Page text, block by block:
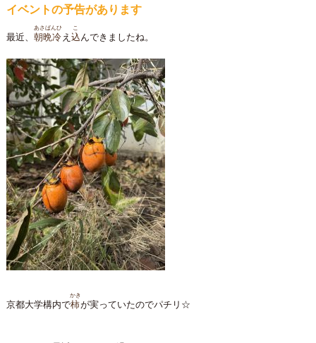
イベントの予告があります
最近、 朝晩冷
あさばんひ
え 込
こ
んできましたね。
京都大学構内で柿
かき
が実っていたのでパチリ☆